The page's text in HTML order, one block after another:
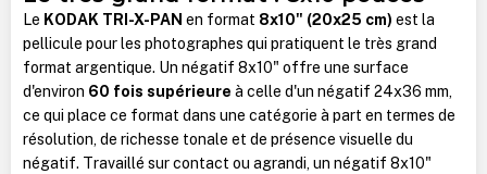
Le KODAK TRI-X-PAN en format 8x10" (20x25 cm) est la
pellicule pour les photographes qui pratiquent le très grand
format argentique. Un négatif 8x10" offre une surface
d'environ 60 fois supérieure à celle d'un négatif 24x36 mm,
ce qui place ce format dans une catégorie à part en termes de
résolution, de richesse tonale et de présence visuelle du
négatif. Travaillé sur contact ou agrandi, un négatif 8x10"